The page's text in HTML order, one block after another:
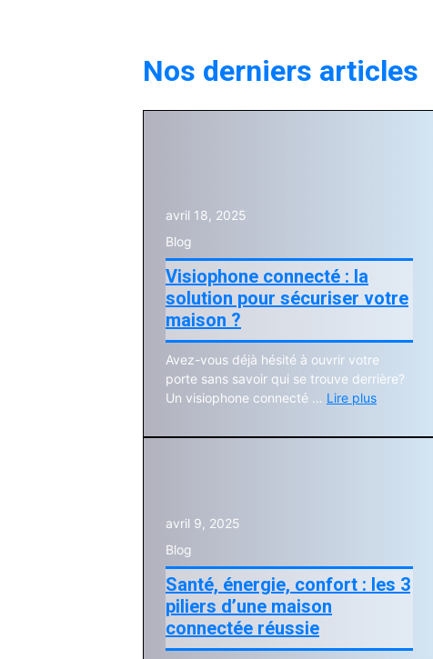
Nos derniers articles
avril 18, 2025
Blog
Visiophone connecté : la
solution pour sécuriser votre
maison ?
Avez-vous déjà hésité à ouvrir votre
porte sans savoir qui se trouve derrière?
Un visiophone connecté … Lire plus
avril 9, 2025
Blog
Santé, énergie, confort : les 3
piliers d’une maison
connectée réussie